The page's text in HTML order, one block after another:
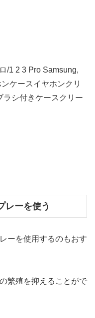
/1 2 3 Pro Samsung,
ケースイヤホンクリ
ラシ付きケースクリー
レーを使う
ーを使用するのもおす
繁殖を抑えることがで